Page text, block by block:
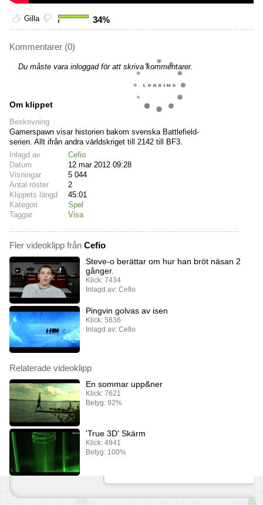
Gilla 34%
Kommentarer (0)
Du måste vara inloggad för att skriva kommentarer.
Om klippet
Beskrivning
Gamerspawn visar historien bakom svenska Battlefield-
serien. Allt ifrån andra världskriget till 2142 till BF3.
Inlagd av
Cefio
Datum
12 mar 2012 09:28
Visningar
5 044
Antal röster
2
Klippets längd
45:01
Kategori
Spel
Taggar
Visa
Fler videoklipp från Cefio
Steve-o berättar om hur han bröt näsan 2
gånger.
Klick: 7434
Inlagd av: Cefio
Pingvin golvas av isen
Klick: 5836
Inlagd av: Cefio
Relaterade videoklipp
En sommar upp&ner
Klick: 7621
Betyg: 92%
'True 3D' Skärm
Klick: 4941
Betyg: 100%